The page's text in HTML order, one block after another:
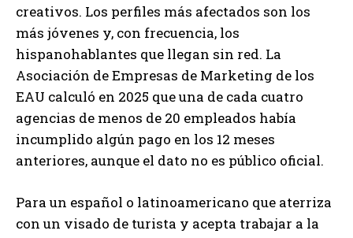
creativos. Los perfiles más afectados son los
más jóvenes y, con frecuencia, los
hispanohablantes que llegan sin red. La
Asociación de Empresas de Marketing de los
EAU calculó en 2025 que una de cada cuatro
agencias de menos de 20 empleados había
incumplido algún pago en los 12 meses
anteriores, aunque el dato no es público oficial.
Para un español o latinoamericano que aterriza
con un visado de turista y acepta trabajar a la